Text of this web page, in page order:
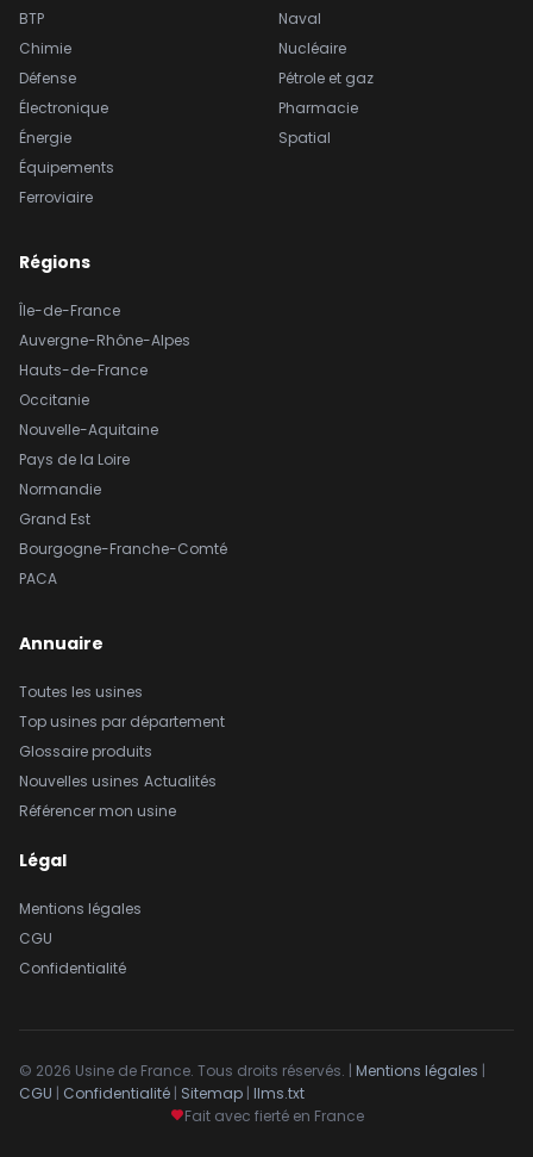
BTP
Chimie
Défense
Électronique
Énergie
Équipements
Ferroviaire
Naval
Nucléaire
Pétrole et gaz
Pharmacie
Spatial
Régions
Île-de-France
Auvergne-Rhône-Alpes
Hauts-de-France
Occitanie
Nouvelle-Aquitaine
Pays de la Loire
Normandie
Grand Est
Bourgogne-Franche-Comté
PACA
Annuaire
Toutes les usines
Top usines par département
Glossaire produits
Nouvelles usines Actualités
Référencer mon usine
Légal
Mentions légales
CGU
Confidentialité
© 2026 Usine de France. Tous droits réservés. | Mentions légales |
CGU | Confidentialité | Sitemap | llms.txt
Fait avec fierté en France